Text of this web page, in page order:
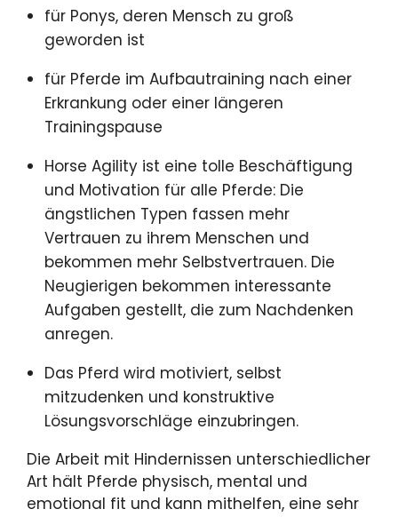
für Ponys, deren Mensch zu groß
geworden ist
für Pferde im Aufbautraining nach einer
Erkrankung oder einer längeren
Trainingspause
Horse Agility ist eine tolle Beschäftigung
und Motivation für alle Pferde: Die
ängstlichen Typen fassen mehr
Vertrauen zu ihrem Menschen und
bekommen mehr Selbstvertrauen. Die
Neugierigen bekommen interessante
Aufgaben gestellt, die zum Nachdenken
anregen.
Das Pferd wird motiviert, selbst
mitzudenken und konstruktive
Lösungsvorschläge einzubringen.
Die Arbeit mit Hindernissen unterschiedlicher
Art hält Pferde physisch, mental und
emotional fit und kann mithelfen, eine sehr